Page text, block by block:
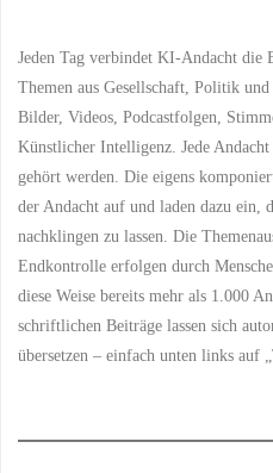
Gespräch
Gott"
Jeden Tag verbindet KI-Andacht
Themen aus Gesellschaft, Politik
Bilder, Videos, Podcastfolgen,
Künstlicher Intelligenz. Jede Andacht
gehört werden. Die eigens
der Andacht auf und laden dazu ein,
nachklingen zu lassen. Die
Endkontrolle erfolgen durch
diese Weise bereits mehr als 1.000
schriftlichen Beiträge lassen sich
übersetzen – einfach unten links auf